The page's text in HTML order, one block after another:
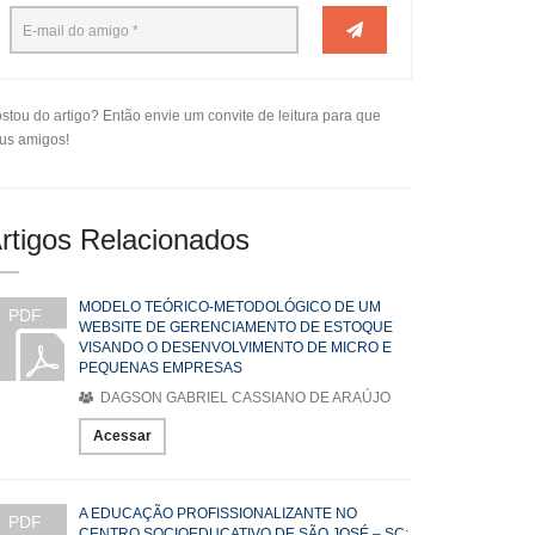
do artigo? Então envie um convite de leitura para que
amigos!
Relacionados
PDF
MODELO TEÓRICO-METODOLÓGICO DE UM
WEBSITE DE GERENCIAMENTO DE ESTOQUE
VISANDO O DESENVOLVIMENTO DE MICRO E
PEQUENAS EMPRESAS
DAGSON GABRIEL CASSIANO DE ARAÚJO
Acessar
PDF
A EDUCAÇÃO PROFISSIONALIZANTE NO